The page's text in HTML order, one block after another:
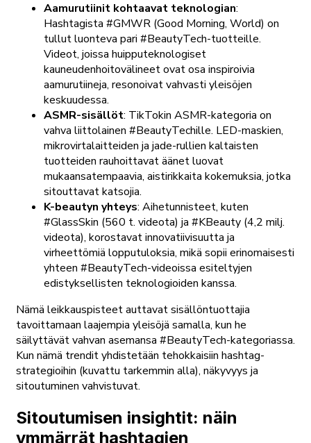
Aamurutiinit kohtaavat teknologian:
Hashtagista #GMWR (Good Morning, World) on
tullut luonteva pari #BeautyTech-tuotteille.
Videot, joissa huipputeknologiset
kauneudenhoitovälineet ovat osa inspiroivia
aamurutiineja, resonoivat vahvasti yleisöjen
keskuudessa.
ASMR-sisällöt: TikTokin ASMR-kategoria on
vahva liittolainen #BeautyTechille. LED-maskien,
mikrovirtalaitteiden ja jade-rullien kaltaisten
tuotteiden rauhoittavat äänet luovat
mukaansatempaavia, aistirikkaita kokemuksia, jotka
sitouttavat katsojia.
K-beautyn yhteys: Aihetunnisteet, kuten
#GlassSkin (560 t. videota) ja #KBeauty (4,2 milj.
videota), korostavat innovatiivisuutta ja
virheettömiä lopputuloksia, mikä sopii erinomaisesti
yhteen #BeautyTech-videoissa esiteltyjen
edistyksellisten teknologioiden kanssa.
Nämä leikkauspisteet auttavat sisällöntuottajia
tavoittamaan laajempia yleisöjä samalla, kun he
säilyttävät vahvan asemansa #BeautyTech-kategoriassa.
Kun nämä trendit yhdistetään tehokkaisiin hashtag-
strategioihin (kuvattu tarkemmin alla), näkyvyys ja
sitoutuminen vahvistuvat.
Sitoutumisen insightit: näin
ymmärrät hashtagien